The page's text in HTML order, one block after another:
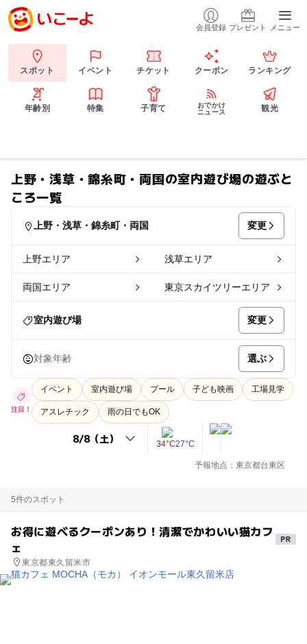
会員登録 プレゼント メニュー
スポット イベント チケット クーポン ランキング
年齢別 特集 子育て
おでかけ
ニュース
観光
上野・浅草・錦糸町・両国の室内遊び場の遊ぶと
ころ一覧
上野・浅草・錦糸町・両国 変更
上野エリア 浅草エリア
両国エリア 東京スカイツリーエリア
室内遊び場 変更
対象年齢 選ぶ
注目！
イベント 室内遊び場 プール 子ども映画 工場見学
アスレチック 雨の日でもOK
34°C27°C
予報地点：東京都台東区
5件のスポット
お得に遊べるクーポンあり！清潔でかわいい猫カフ
ェ
東京都東久留米市